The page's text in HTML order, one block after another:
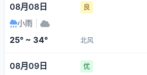
08月08日 良
小雨
25° ~ 34° 北风
08月09日 优